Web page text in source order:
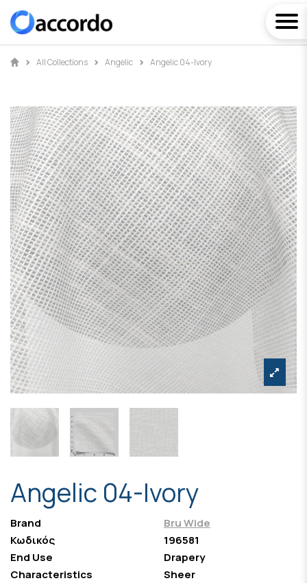
All Collections Angelic Angelic 04-Ivory
Angelic 04-Ivory
Brand
Bru Wide
Κωδικός
196581
End Use
Drapery
Characteristics
Sheer